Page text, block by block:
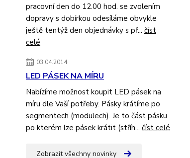
pracovní den do 12.00 hod. se zvolením
dopravy s dobírkou odesíláme obvykle
ještě tentýž den objednávky s př... číst
celé
03.04.2014
LED PÁSEK NA MÍRU
Nabízíme možnost koupit LED pásek na
míru dle Vaší potřeby. Pásky krátíme po
segmentech (modulech). Je to část pásku
po kterém lze pásek krátit (stříh... číst celé
Zobrazit všechny novinky